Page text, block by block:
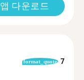
앱 다운로드
format_quote 7